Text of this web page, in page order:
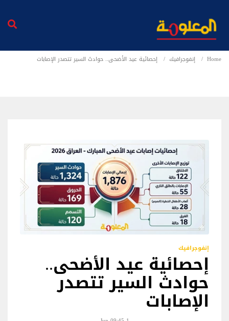
Home إنفوجرافيك إحصائية عيد الأضحى.. حوادث السير تتصدر الإصابات
إنفوجرافيك
إحصائية عيد الأضحى..
حوادث السير تتصدر
الإصابات